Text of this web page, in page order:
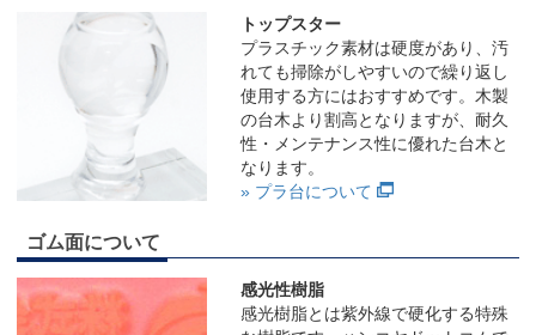
トップスター
プラスチック素材は硬度があり、汚
れても掃除がしやすいので繰り返し
使用する方にはおすすめです。木製
の台木より割高となりますが、耐久
性・メンテナンス性に優れた台木と
なります。
» プラ台について
ゴム面について
感光性樹脂
感光樹脂とは紫外線で硬化する特殊